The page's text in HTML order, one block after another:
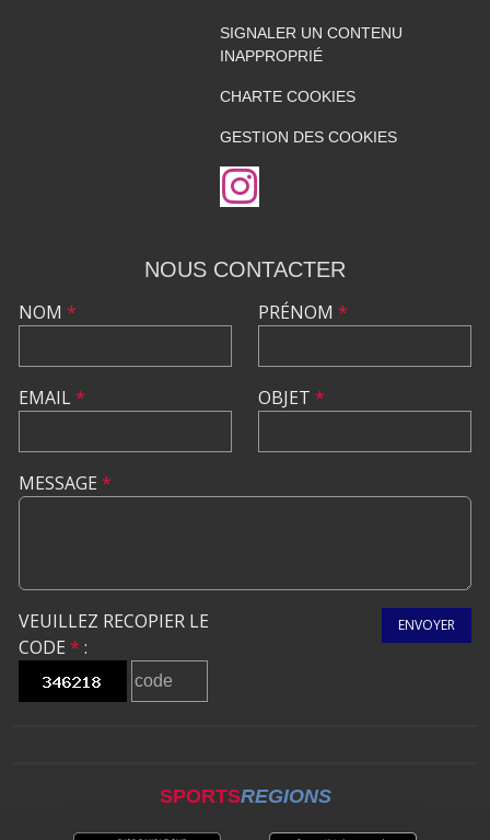
SIGNALER UN CONTENU
INAPPROPRIÉ
CHARTE COOKIES
GESTION DES COOKIES
NOUS CONTACTER
NOM *
EMAIL*
PRÉNOM *
OBJET *
MESSAGE *
VEUILLEZ RECOPIER LE
CODE * :
ENVOYER
SPORTSREGIONS